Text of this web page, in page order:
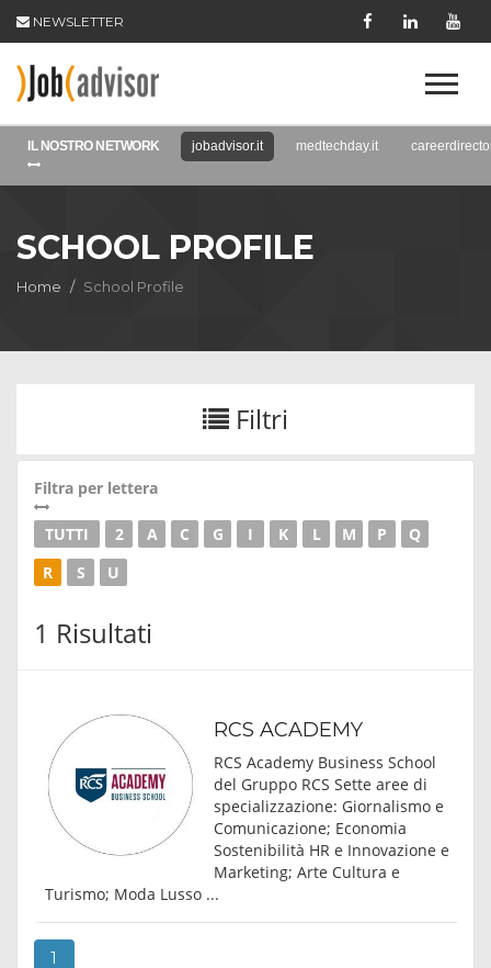
NEWSLETTER
IL NOSTRO NETWORK jobadvisor.it medtechday.it
SCHOOL PROFILE
Home School Profile
Filtri
Filtra per lettera
TUTTI 2 A C G I K L M P
Q
R
S U
1 Risultati
RCS ACADEMY
RCS Academy Business School
del Gruppo RCS Sette aree di
specializzazione: Giornalismo e
Comunicazione; Economia
Sostenibilità HR e Innovazione e
Marketing; Arte Cultura e
Turismo; Moda Lusso ...
1